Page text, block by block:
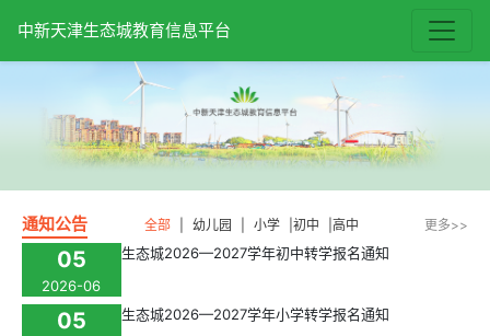
中新天津生态城教育信息平台
通知公告 全部 幼儿园 小学 初中 高中 更多>>
05
2026-06
生态城2026—2027学年初中转学报名通知
05 生态城2026—2027学年小学转学报名通知